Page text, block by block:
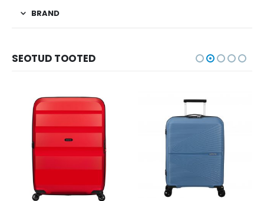
BRAND
SEOTUD TOOTED